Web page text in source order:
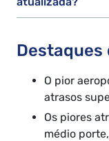
Destaques
O pior
atrasos
Os piores
médio